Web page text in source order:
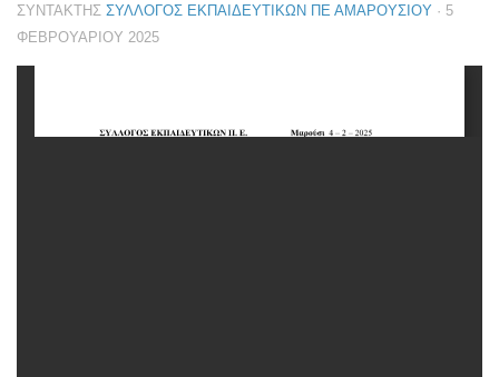
ΣΥΝΤΆΚΤΗΣ ΣΎΛΛΟΓΟΣ ΕΚΠΑΙΔΕΥΤΙΚΏΝ ΠΕ ΑΜΑΡΟΥΣΊΟΥ · 5
ΦΕΒΡΟΥΑΡΊΟΥ 2025